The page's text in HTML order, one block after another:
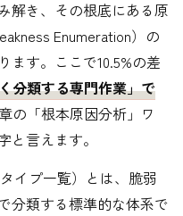
解き、その根底にある原
Enumeration）の
ます。ここで10.5%の差
分類する専門作業」で
の「根本原因分析」ワ
と言えます。
タイプ一覧）とは、脆弱
分類する標準的な体系で